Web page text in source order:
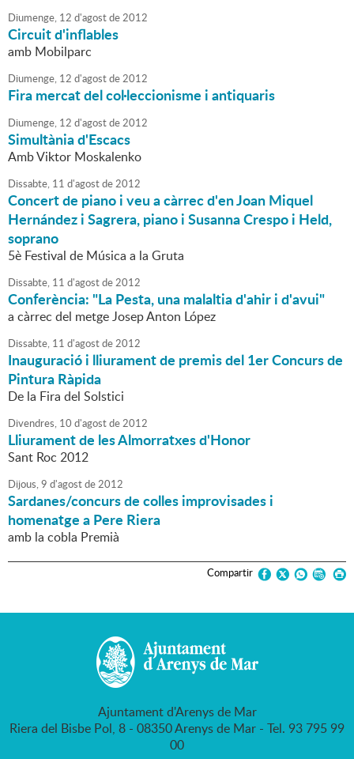
Diumenge, 12 d'agostde2012
Circuit d'inflables
amb Mobilparc
Diumenge, 12 d'agostde2012
Fira mercat del col·leccionisme i antiquaris
Diumenge, 12 d'agostde2012
Simultània d'Escacs
Amb Viktor Moskalenko
Dissabte, 11 d'agostde2012
Concert de piano i veu a càrrec d'en Joan Miquel
Hernández i Sagrera, piano i Susanna Crespo i Held,
soprano
5è Festival de Música a la Gruta
Dissabte, 11 d'agostde2012
Conferència: "La Pesta, una malaltia d'ahir i d'avui"
a càrrec del metge Josep Anton López
Dissabte, 11 d'agostde2012
Inauguració i lliurament de premis del 1er Concurs de
Pintura Ràpida
De la Fira del Solstici
Divendres, 10 d'agostde2012
Lliurament de les Almorratxes d'Honor
Sant Roc 2012
Dijous,9 d'agostde2012
Sardanes/concurs de colles improvisades i
homenatge a Pere Riera
amb la cobla Premià
Compartir
Ajuntament d'Arenys de Mar
Riera del Bisbe Pol, 8 - 08350 Arenys de Mar - Tel. 93 795 99
00